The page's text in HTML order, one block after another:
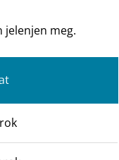
jelenjen meg.